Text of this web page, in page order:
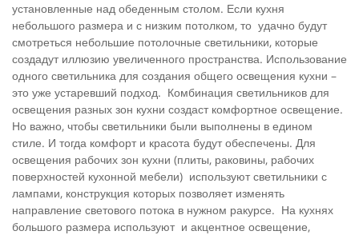
установленные над обеденным столом. Если кухня
небольшого размера и с низким потолком, то удачно будут
смотреться небольшие потолочные светильники, которые
создадут иллюзию увеличенного пространства. Использование
одного светильника для создания общего освещения кухни –
это уже устаревший подход. Комбинация светильников для
освещения разных зон кухни создаст комфортное освещение.
Но важно, чтобы светильники были выполнены в едином
стиле. И тогда комфорт и красота будут обеспечены. Для
освещения рабочих зон кухни (плиты, раковины, рабочих
поверхностей кухонной мебели) используют светильники с
лампами, конструкция которых позволяет изменять
направление светового потока в нужном ракурсе. На кухнях
большого размера используют и акцентное освещение,